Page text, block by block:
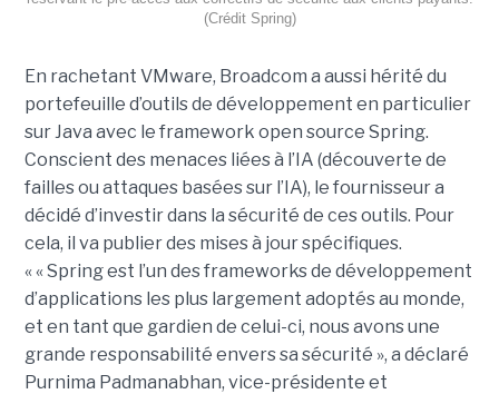
(Crédit Spring)
En rachetant VMware, Broadcom a aussi hérité du
portefeuille d’outils de développement en particulier
sur Java avec le framework open source Spring.
Conscient des menaces liées à l’IA (découverte de
failles ou attaques basées sur l’IA), le fournisseur a
décidé d’investir dans la sécurité de ces outils. Pour
cela, il va publier des mises à jour spécifiques.
« « Spring est l’un des frameworks de développement
d’applications les plus largement adoptés au monde,
et en tant que gardien de celui-ci, nous avons une
grande responsabilité envers sa sécurité », a déclaré
Purnima Padmanabhan, vice-présidente et